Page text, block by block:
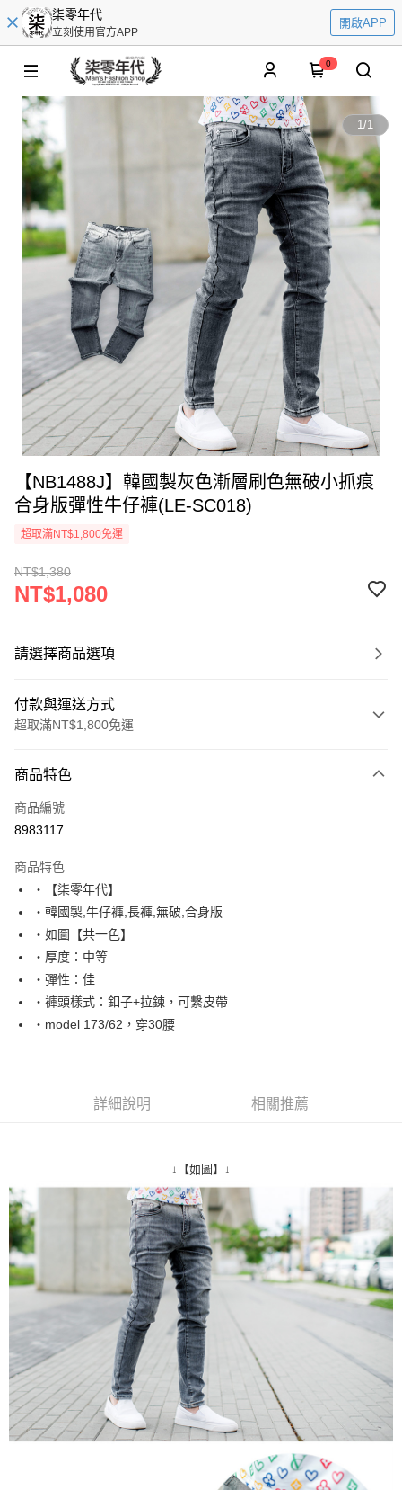
柒零年代
立刻使用官方APP
開啟APP
0
1/1
【NB1488J】韓國製灰色漸層刷色無破小抓痕
合身版彈性牛仔褲(LE-SC018)
超取滿NT$1,800免運
NT$1,380
NT$1,080
請選擇商品選項
付款與運送方式
超取滿NT$1,800免運
信用卡一次付款
超商取貨付款
Apple Pay
街口支付
悠遊付
Google Pay
AFTEE先享後付
１．簡單：不需註冊會員、不需綁卡、不需儲值。
【「AFTEE先享後付」結帳流程】
１．於結帳方式選擇「AFTEE先享後付」後，將跳轉至「AFTEE先享後付」
結帳頁面，進行簡訊認證並確認金額後，即可完成結帳。
２．訂單成立數日內，您將收到繳費通知簡訊。
３．收到繳費通知簡訊後14天內，點擊此簡訊中的連結，可透過四大超商／
ATM／網路銀行／等多元方式進行付款，方視為交易完成。
※ 請注意：結帳手續完成當下不需立刻繳費，但若您需要取消訂單，請聯絡
購買商品的店家。未經商家同意取消之訂單仍視為有效，需透過AFTEE先享
後付繳納相關費用。
※ 交易是否成功請以「AFTEE先享後付 」之結帳頁面顯示為準，若有關於
是否繳費成功／繳費後需取消欲退款等相關疑問，請聯繫「AFTEE先享後付
客戶支援中心」
https://netprotections.freshdesk.com/support/home
【注意事項】
１．透過由恩沛科技股份有限公司提供之「AFTEE先享後付」服務完成之交
易，需依本服務之必要範圍內提供個人資料，並將交易相關給付款項請求債
權轉讓予恩沛科技股份有限公司。
３．未成年的使用者請事先徵得法定代理人或監護人之同意方可使用
每筆NT$80，滿NT$1,800(含以上)免運費
先付款後全家取貨
每筆NT$80，滿NT$1,800(含以上)免運費
7-11付款取貨
每筆NT$80，滿NT$1,800(含以上)免運費
先付款後7-11取貨
每筆NT$80，滿NT$1,800(含以上)免運費
宅配
每筆NT$120，滿NT$3,000(含以上)免運費
商品特色
商品編號
8983117
商品特色
‧【柒零年代】
‧韓國製,牛仔褲,長褲,無破,合身版
‧如圖【共一色】
‧厚度：中等
‧彈性：佳
‧褲頭樣式：釦子+拉鍊，可繫皮帶
‧model 173/62，穿30腰
詳細說明 相關推薦
↓【如圖】↓